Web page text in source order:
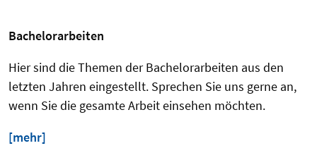
Bachelorarbeiten
Hier sind die Themen der Bachelorarbeiten aus den
letzten Jahren eingestellt. Sprechen Sie uns gerne an,
wenn Sie die gesamte Arbeit einsehen möchten.
[mehr]